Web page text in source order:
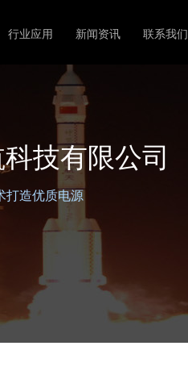
行业应用 新闻资讯 联系我们
技有限公司
打造优质电源